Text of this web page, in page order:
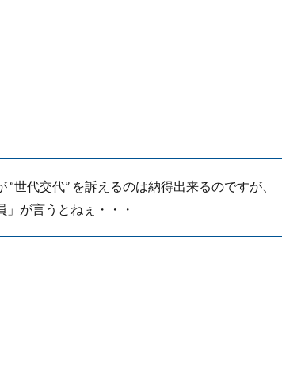
“世代交代” を訴えるのは納得出来るのですが、
」が言うとねぇ・・・